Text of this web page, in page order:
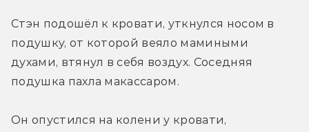
Стэн подошёл к кровати, уткнулся носом в
подушку, от которой веяло мамиными
духами, втянул в себя воздух. Соседняя
подушка пахла макассаром.
Он опустился на колени у кровати,